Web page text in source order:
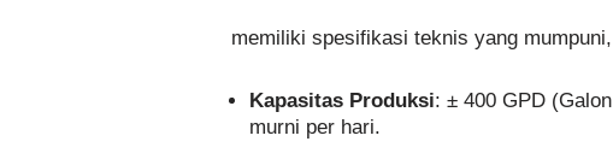
memiliki spesifikasi teknis yang
Kapasitas Produksi: ± 400 GPD
murni per hari.